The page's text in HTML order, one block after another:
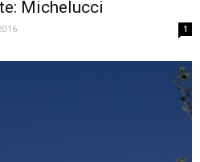
Michelucci
1